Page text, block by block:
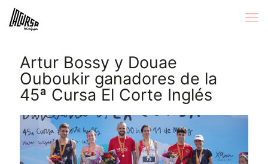
Artur Bossy y Douae
Ouboukir ganadores de la
45ª Cursa El Corte Inglés